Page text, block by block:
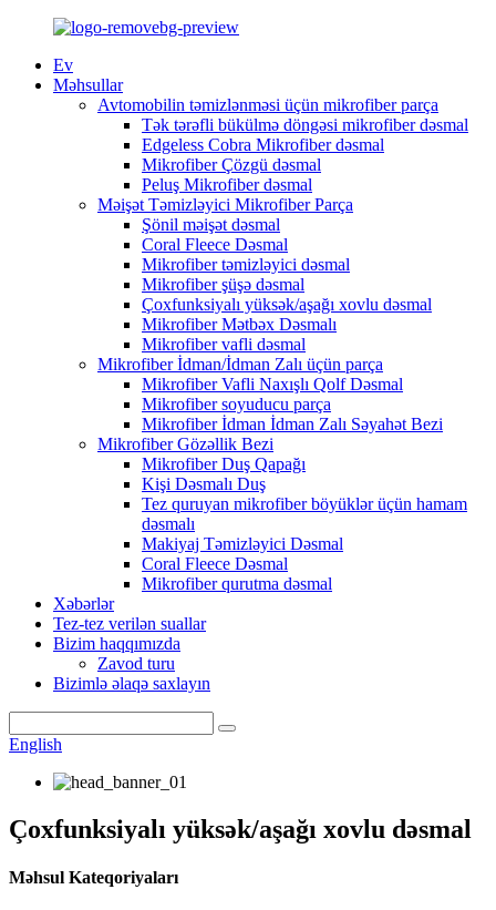
Ev
Məhsullar
Avtomobilin təmizlənməsi üçün mikrofiber parça
Tək tərəfli bükülmə döngəsi mikrofiber dəsmal
Edgeless Cobra Mikrofiber dəsmal
Mikrofiber Çözgü dəsmal
Peluş Mikrofiber dəsmal
Məişət Təmizləyici Mikrofiber Parça
Şönil məişət dəsmal
Coral Fleece Dəsmal
Mikrofiber təmizləyici dəsmal
Mikrofiber şüşə dəsmal
Çoxfunksiyalı yüksək/aşağı xovlu dəsmal
Mikrofiber Mətbəx Dəsmalı
Mikrofiber vafli dəsmal
Mikrofiber İdman/İdman Zalı üçün parça
Mikrofiber Vafli Naxışlı Qolf Dəsmal
Mikrofiber soyuducu parça
Mikrofiber İdman İdman Zalı Səyahət Bezi
Mikrofiber Gözəllik Bezi
Mikrofiber Duş Qapağı
Kişi Dəsmalı Duş
Tez quruyan mikrofiber böyüklər üçün hamam
dəsmalı
Makiyaj Təmizləyici Dəsmal
Coral Fleece Dəsmal
Mikrofiber qurutma dəsmal
Xəbərlər
Tez-tez verilən suallar
Bizim haqqımızda
Zavod turu
Bizimlə əlaqə saxlayın
English
Çoxfunksiyalı yüksək/aşağı xovlu dəsmal
Məhsul Kateqoriyaları